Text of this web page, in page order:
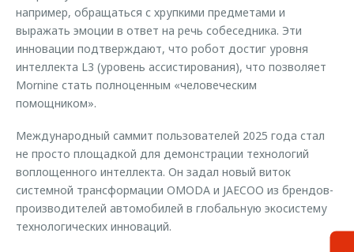
например, обращаться с хрупкими предметами и
выражать эмоции в ответ на речь собеседника. Эти
инновации подтверждают, что робот достиг уровня
интеллекта L3 (уровень ассистирования), что позволяет
Mornine стать полноценным «человеческим
помощником».
Международный саммит пользователей 2025 года стал
не просто площадкой для демонстрации технологий
воплощенного интеллекта. Он задал новый виток
системной трансформации OMODA и JAECOO из брендов-
производителей автомобилей в глобальную экосистему
технологических инноваций.